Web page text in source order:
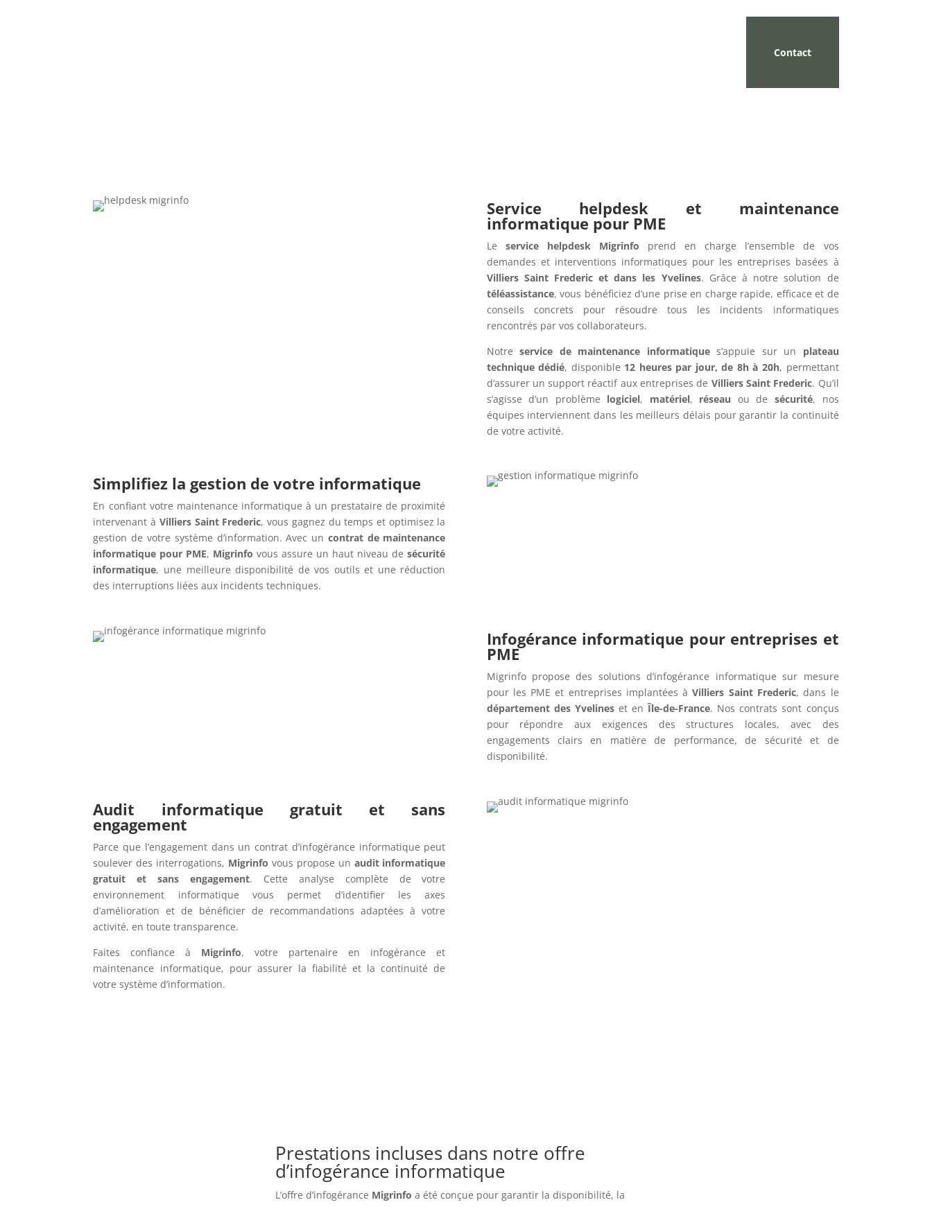
Contact
Service helpdesk et maintenance
informatique pour PME
Le service helpdesk Migrinfo prend en charge l’ensemble de vos
demandes et interventions informatiques pour les entreprises basées à
Villiers Saint Frederic et dans les Yvelines. Grâce à notre solution de
téléassistance, vous bénéficiez d’une prise en charge rapide, efficace et de
conseils concrets pour résoudre tous les incidents informatiques
rencontrés par vos collaborateurs.
Notreservice de maintenance informatiques’appuie sur un plateau
technique dédié, disponible 12 heures par jour, de 8h à 20h, permettant
d’assurer un support réactif aux entreprises de Villiers Saint Frederic. Qu’il
s’agisse d’un problème logiciel, matériel, réseau ou desécurité, nos
équipes interviennent dans les meilleurs délais pour garantir la continuité
de votre activité.
Simplifiez la gestion de votre informatique
En confiant votre maintenance informatique à un prestataire de proximité
intervenant à Villiers Saint Frederic, vous gagnez du temps et optimisez la
gestion de votre système d’information. Avec un contrat de maintenance
informatique pour PME, Migrinfo vous assure un haut niveau desécurité
informatique, une meilleure disponibilité de vos outils et une réduction
des interruptions liées aux incidents techniques.
Infogérance informatique pour entreprises et
PME
Migrinfo propose des solutions d’infogérance informatique sur mesure
pour les PME et entreprises implantées àVilliers Saint Frederic, dans le
département des Yvelineset enÎle-de-France. Nos contrats sont conçus
pour répondre aux exigences des structures locales, avec des
engagements clairs en matière de performance, de sécurité et de
disponibilité.
Audit informatique gratuit et sans
engagement
Parce que l’engagement dans un contrat d’infogérance informatique peut
soulever des interrogations, Migrinfo vous propose un audit informatique
gratuit et sans engagement. Cette analyse complète de votre
environnement informatique vous permet d’identifier les axes
d’amélioration et de bénéficier de recommandations adaptées à votre
activité, en toute transparence.
Faites confiance à Migrinfo, votre partenaire en infogérance et
maintenance informatique, pour assurer la fiabilité et la continuité de
votre système d’information.
Prestations incluses dans notre offre
d’infogérance informatique
L’offre d’infogérance Migrinfo a été conçue pour garantir la disponibilité, la